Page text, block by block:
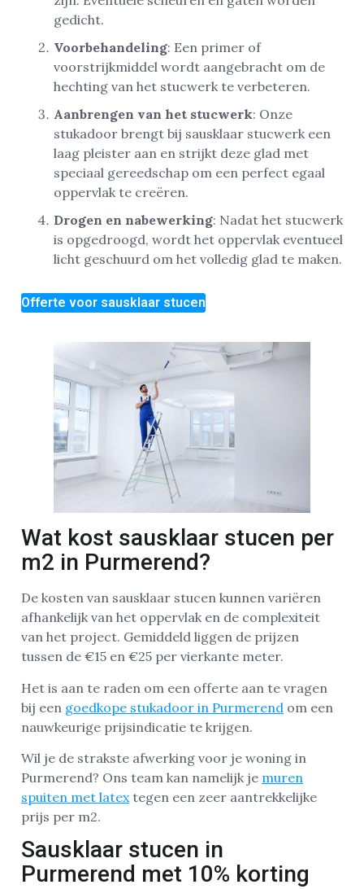
gedicht.
Voorbehandeling: Een primer of
voorstrijkmiddel wordt aangebracht om de
hechting van het stucwerk te verbeteren.
Aanbrengen van het stucwerk: Onze
stukadoor brengt bij sausklaar stucwerk een
laag pleister aan en strijkt deze glad met
speciaal gereedschap om een perfect egaal
oppervlak te creëren.
Drogen en nabewerking: Nadat het stucwerk
is opgedroogd, wordt het oppervlak eventueel
licht geschuurd om het volledig glad te maken.
Offerte voor sausklaar stucen
Wat kost sausklaar stucen per
m2 in Purmerend?
De kosten van sausklaar stucen kunnen variëren
afhankelijk van het oppervlak en de complexiteit
van het project. Gemiddeld liggen de prijzen
tussen de €15 en €25 per vierkante meter.
Het is aan te raden om een offerte aan te vragen
bij een goedkope stukadoor in Purmerend om een
nauwkeurige prijsindicatie te krijgen.
Wil je de strakste afwerking voor je woning in
Purmerend? Ons team kan namelijk je muren
spuiten met latextegen een zeer aantrekkelijke
prijs per m2.
Sausklaar stucen in
Purmerend met 10% korting